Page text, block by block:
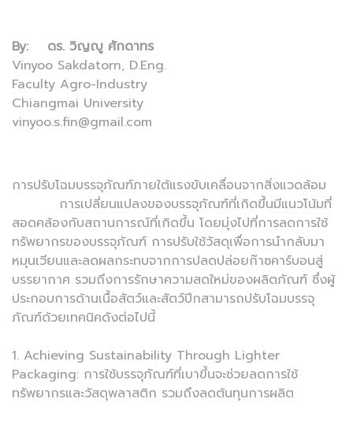
By: ดร. วิญญู ศักดาทร
Vinyoo Sakdatorn, D.Eng.
Faculty Agro-Industry
Chiangmai University
vinyoo.s.fin@gmail.com
การปรับโฉมบรรจุภัณฑ์ภายใต้แรงขับเคลื่อนจากสิ่งแวดล้อม
การเปลี่ยนแปลงของบรรจุภัณฑ์ที่เกิดขึ้นมีแนวโน้มที่
สอดคล้องกับสถานการณ์ที่เกิดขึ้น โดยมุ่งไปที่การลดการใช้
ทรัพยากรของบรรจุภัณฑ์ การปรับใช้วัสดุเพื่อการนำกลับมา
หมุนเวียนและลดผลกระทบจากการปลดปล่อยก๊าซคาร์บอนสู่
บรรยากาศ รวมถึงการรักษาความสดใหม่ของผลิตภัณฑ์ ซึ่งผู้
ประกอบการด้านเนื้อสัตว์และสัตว์ปีกสามารถปรับโฉมบรรจุ
ภัณฑ์ด้วยเทคนิคดังต่อไปนี้
1. Achieving Sustainability Through Lighter
Packaging: การใช้บรรจุภัณฑ์ที่เบาขึ้นจะช่วยลดการใช้
ทรัพยากรและวัสดุพลาสติก รวมถึงลดต้นทุนการผลิต